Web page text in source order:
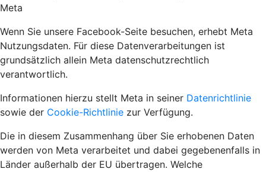
Meta
Wenn Sie unsere Facebook-Seite besuchen, erhebt Meta
Nutzungsdaten. Für diese Datenverarbeitungen ist
grundsätzlich allein Meta datenschutzrechtlich
verantwortlich.
Informationen hierzu stellt Meta in seiner Datenrichtlinie
sowie der Cookie-Richtlinie zur Verfügung.
Die in diesem Zusammenhang über Sie erhobenen Daten
werden von Meta verarbeitet und dabei gegebenenfalls in
Länder außerhalb der EU übertragen. Welche